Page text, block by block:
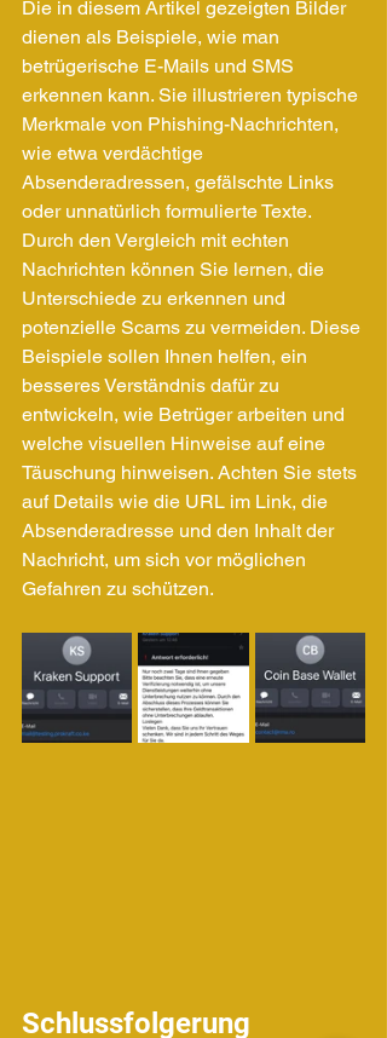
Die in diesem Artikel gezeigten Bilder
dienen als Beispiele, wie man
betrügerische E-Mails und SMS
erkennen kann. Sie illustrieren typische
Merkmale von Phishing-Nachrichten,
wie etwa verdächtige
Absenderadressen, gefälschte Links
oder unnatürlich formulierte Texte.
Durch den Vergleich mit echten
Nachrichten können Sie lernen, die
Unterschiede zu erkennen und
potenzielle Scams zu vermeiden. Diese
Beispiele sollen Ihnen helfen, ein
besseres Verständnis dafür zu
entwickeln, wie Betrüger arbeiten und
welche visuellen Hinweise auf eine
Täuschung hinweisen. Achten Sie stets
auf Details wie die URL im Link, die
Absenderadresse und den Inhalt der
Nachricht, um sich vor möglichen
Gefahren zu schützen.
Schlussfolgerung